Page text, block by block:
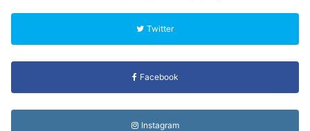
Twitter
Facebook
Instagram